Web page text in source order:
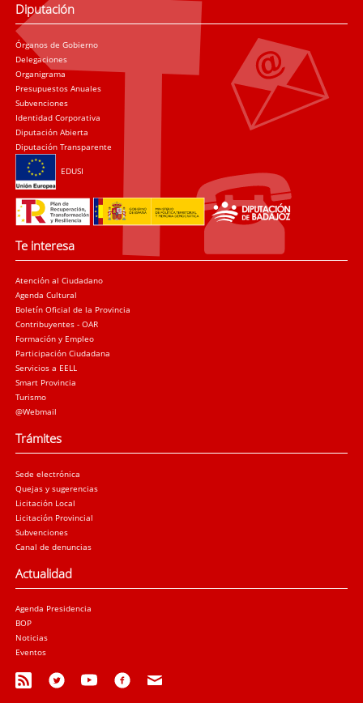
Diputación
Órganos de Gobierno
Delegaciones
Organigrama
Presupuestos Anuales
Subvenciones
Identidad Corporativa
Diputación Abierta
Diputación Transparente
EDUSI
Te interesa
Atención al Ciudadano
Agenda Cultural
Boletín Oficial de la Provincia
Contribuyentes - OAR
Formación y Empleo
Participación Ciudadana
Servicios a EELL
Smart Provincia
Turismo
@Webmail
Trámites
Sede electrónica
Quejas y sugerencias
Licitación Local
Licitación Provincial
Subvenciones
Canal de denuncias
Actualidad
Agenda Presidencia
BOP
Noticias
Eventos